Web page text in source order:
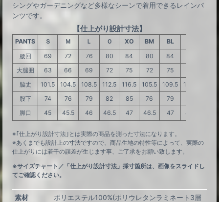
シングやガーデニングなど多様なシーンで着用できるレインパ
ンツです。
【仕上がり設計寸法】
PANTS Ｓ Ｍ Ｌ Ｏ XO BM BL
腰回
69 72 76 80 84 80 84
大腿囲
63 66 69 72 75 72 75
脇丈
101.5 104.5 108.5 112.5 116.5 105.5 109.5 113.5
股下
74 76 79 82 85 76 79
脚口
45 45.5 46 46.5 47 46.5 47 47.5
※｢仕上がり設計寸法｣とは実際の商品を測った寸法になります。
※あくまでも設計上の寸法ですので、商品生地の特性等によって、実際の
仕上がりには若干の誤差が生じます事、ご了承をお願い致します。
※サイズチャート／「仕上がり設計寸法」採寸箇所は、画像をスライドし
てご確認ください。
素材
ポリエステル100%(ポリウレタンラミネート3層